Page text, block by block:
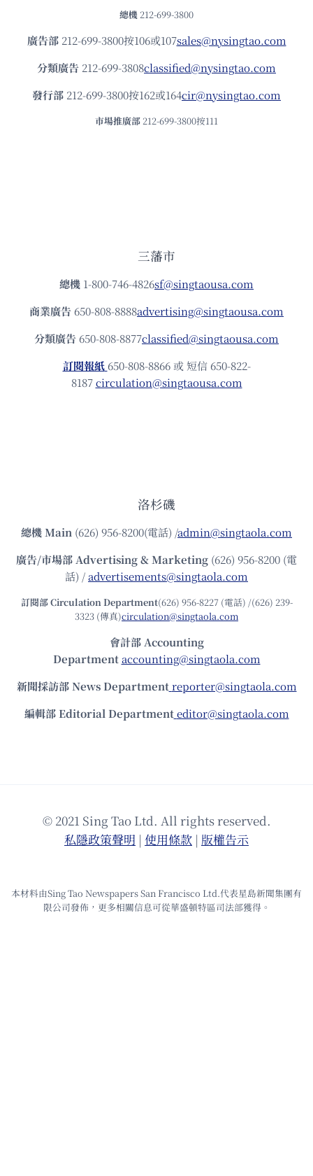
總機 212-699-3800
廣告部212-699-3800按106或107sales@nysingtao.com
分類廣告 212-699-3808classified@nysingtao.com
發⾏部 212-699-3800按162或164cir@nysingtao.com
市場推廣部 212-699-3800按111
三藩市
總機 1-800-746-4826sf@singtaousa.com
商業廣告 650-808-8888advertising@singtaousa.com
分類廣告 650-808-8877classified@singtaousa.com
訂閱報紙 650-808-8866 或 短信 650-822-
8187circulation@singtaousa.com
洛杉磯
總機Main (626) 956-8200(電話) /admin@singtaola.com
廣告/市場部Advertising & Marketing (626) 956-8200 (電
話) /advertisements@singtaola.com
訂閱部 Circulation Department(626) 956-8227 (電話) /(626) 239-
3323 (傳真)circulation@singtaola.com
會計部 Accounting
Department accounting@singtaola.com
新聞採訪部 News Department reporter@singtaola.com
編輯部 Editorial Department editor@singtaola.com
© 2021 Sing Tao Ltd. All rights reserved.
私隱政策聲明 | 使⽤條款 | 版權告⽰
本材料由Sing Tao Newspapers San Francisco Ltd.代表星島新聞集團有
限公司發佈，更多相關信息可從華盛頓特區司法部獲得。